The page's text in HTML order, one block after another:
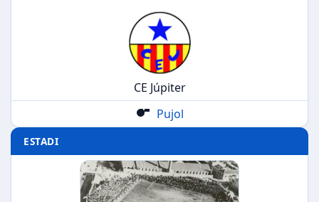
CE Júpiter
Pujol
ESTADI